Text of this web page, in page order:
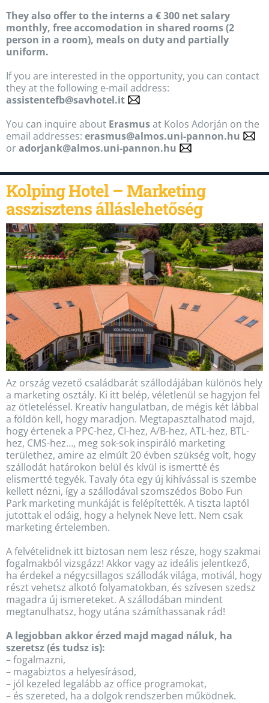
They also offer to the interns a € 300 net salary
monthly, free accomodation in shared rooms (2
person in a room), meals on duty and partially
uniform.
If you are interested in the opportunity, you can contact
they at the following e-mail address:
assistentefb@savhotel.it
You can inquire about Erasmusat Kolos Adorján on the
email addresses: erasmus@almos.uni-pannon.hu
oradorjank@almos.uni-pannon.hu
Kolping Hotel – Marketing
asszisztens álláslehetőség
Az ország vezető családbarát szállodájában különös hely
a marketing osztály. Ki itt belép, véletlenül se hagyjon fel
az ötleteléssel. Kreatív hangulatban, de mégis két lábbal
a földön kell, hogy maradjon. Megtapasztalhatod majd,
hogy értenek a PPC-hez, CI-hez, A/B-hez, ATL-hez, BTL-
hez, CMS-hez…, meg sok-sok inspiráló marketing
területhez, amire az elmúlt 20 évben szükség volt, hogy
szállodát határokon belül és kívül is ismertté és
elismertté tegyék. Tavaly óta egy új kihívással is szembe
kellett nézni, így a szállodával szomszédos Bobo Fun
Park marketing munkáját is felépítették. A tiszta laptól
jutottak el odáig, hogy a helynek Neve lett. Nem csak
marketing értelemben.
A felvételidnek itt biztosan nem lesz része, hogy szakmai
fogalmakból vizsgázz! Akkor vagy az ideális jelentkező,
ha érdekel a négycsillagos szállodák világa, motivál, hogy
részt vehetsz alkotó folyamatokban, és szívesen szedsz
magadra új ismereteket. A szállodában mindent
megtanulhatsz, hogy utána számíthassanak rád!
A legjobban akkor érzed majd magad náluk, ha
szeretsz (és tudsz is):
– fogalmazni,
– magabiztos a helyesírásod,
– jól kezeled legalább az office programokat,
– és szereted, ha a dolgok rendszerben működnek.